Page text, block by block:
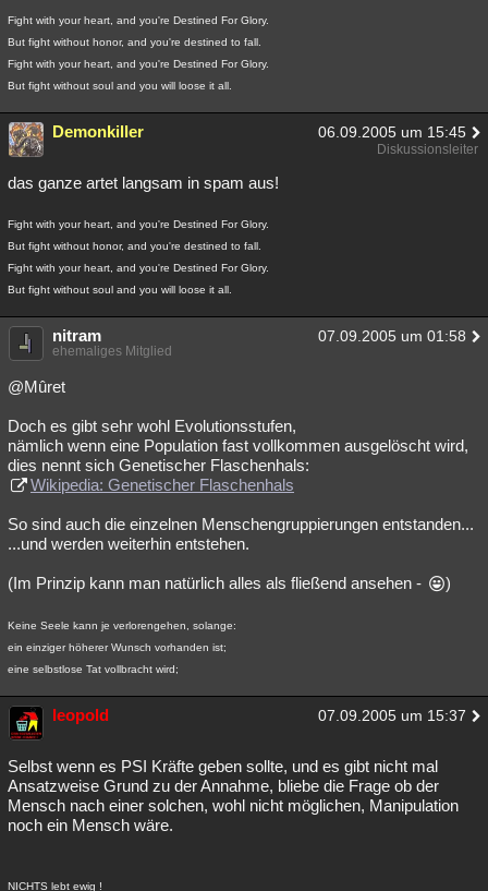
Fight with your heart, and you're Destined For Glory.
But fight without honor, and you're destined to fall.
Fight with your heart, and you're Destined For Glory.
But fight without soul and you will loose it all.
Demonkiller 06.09.2005 um 15:45
Diskussionsleiter
das ganze artet langsam in spam aus!
Fight with your heart, and you're Destined For Glory.
But fight without honor, and you're destined to fall.
Fight with your heart, and you're Destined For Glory.
But fight without soul and you will loose it all.
nitram 07.09.2005 um 01:58
ehemaliges Mitglied
@Mûret
Doch es gibt sehr wohl Evolutionsstufen,
nämlich wenn eine Population fast vollkommen ausgelöscht wird,
dies nennt sich Genetischer Flaschenhals:
Wikipedia: Genetischer Flaschenhals
So sind auch die einzelnen Menschengruppierungen entstanden...
...und werden weiterhin entstehen.
(Im Prinzip kann man natürlich alles als fließend ansehen - )
Keine Seele kann je verlorengehen, solange:
ein einziger höherer Wunsch vorhanden ist;
eine selbstlose Tat vollbracht wird;
leopold 07.09.2005 um 15:37
Selbst wenn es PSI Kräfte geben sollte, und es gibt nicht mal
Ansatzweise Grund zu der Annahme, bliebe die Frage ob der
Mensch nach einer solchen, wohl nicht möglichen, Manipulation
noch ein Mensch wäre.
NICHTS lebt ewig !